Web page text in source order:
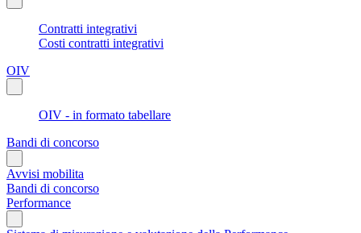
Contratti integrativi
Costi contratti integrativi
OIV
OIV - in formato tabellare
Bandi di concorso
Avvisi mobilita
Bandi di concorso
Performance